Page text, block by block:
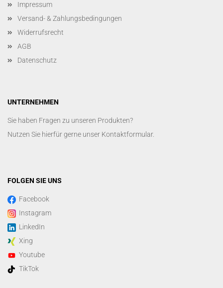
Impressum
Versand- & Zahlungsbedingungen
Widerrufsrecht
AGB
Datenschutz
UNTERNEHMEN
Sie haben Fragen zu unseren Produkten?
Nutzen Sie hierfür gerne unser Kontaktformular.
FOLGEN SIE UNS
Facebook
Instagram
LinkedIn
Xing
Youtube
TikTok